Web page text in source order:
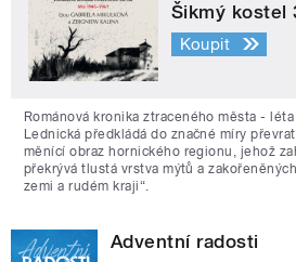
Šikmý kostel
Koupit
Románová kronika ztraceného města -
Lednická předkládá do značné míry
měnící obraz hornického regionu, jehož
překrývá tlustá vrstva mýtů a
zemi a rudém kraji“.
Adventní radosti